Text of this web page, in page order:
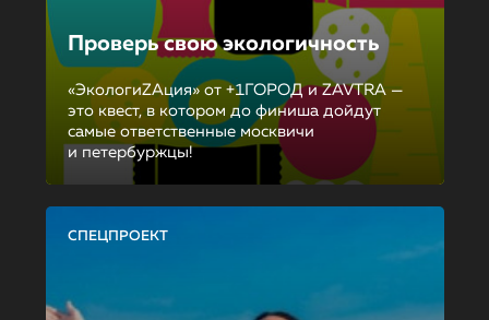
Проверь свою экологичность
«ЭкологиZAция» от +1ГОРОД и ZAVTRA —
это квест, в котором до финиша дойдут
самые ответственные москвичи
и петербуржцы!
СПЕЦПРОЕКТ